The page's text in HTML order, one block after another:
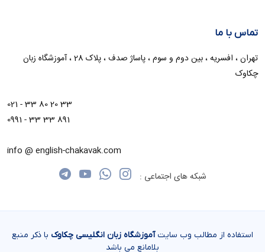
تماس با ما
تهران ، افسریه ، بین دوم و سوم ، پاساژ صدف ، پلاک 28 ، آموزشگاه زبان
چکاوک
021 - 33 80 20 33
0991 - 33 33 891
info @ english-chakavak.com
شبکه های اجتماعی :
استفاده از مطالب وب سایتآموزشگاه زبان انگلیسی چکاوک با ذکر منبع
بلامانع می باشد